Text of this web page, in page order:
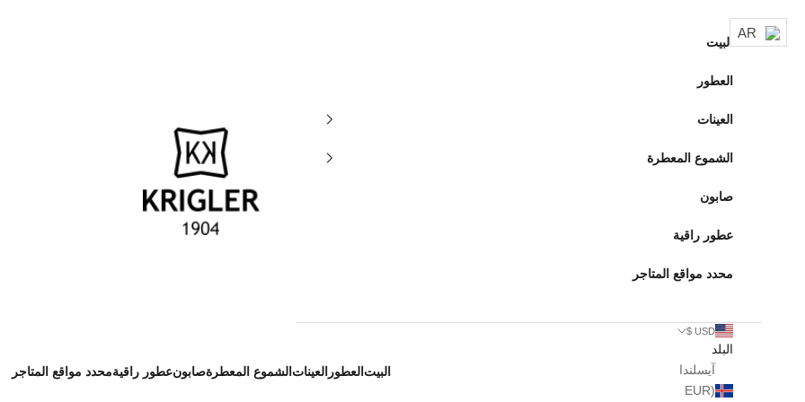
krigler
البيت العطور العينات الشموع المعطرةصابونعطور راقيةمحدد مواقع المتاجر
البيت
العطور
العينات
الشموع المعطرة
صابون
عطور راقية
محدد مواقع المتاجر
USD $
البلد
آيسلندا
(EUR
AR